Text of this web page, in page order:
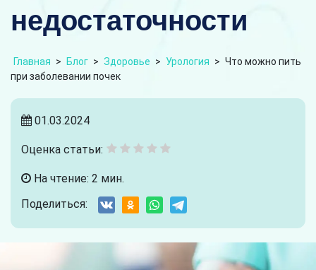
недостаточности
Главная > Блог > Здоровье > Урология > Что можно пить
при заболевании почек
01.03.2024
Оценка статьи:
На чтение: 2 мин.
Поделиться: